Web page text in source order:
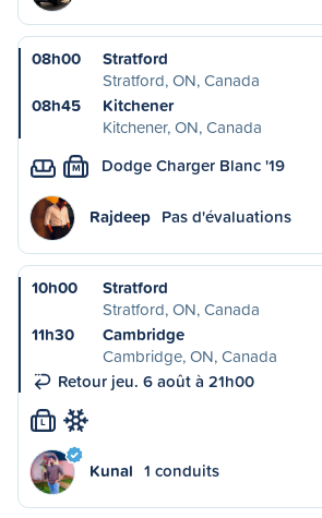
08h00
Stratford
Stratford, ON, Canada
08h45
Kitchener
Kitchener, ON, Canada
M Dodge Charger Blanc '19
Rajdeep Pas d'évaluations
10h00
Stratford
Stratford, ON, Canada
11h30
Cambridge
Cambridge, ON, Canada
Retour jeu. 6 août à 21h00
L
Kunal 1 conduits